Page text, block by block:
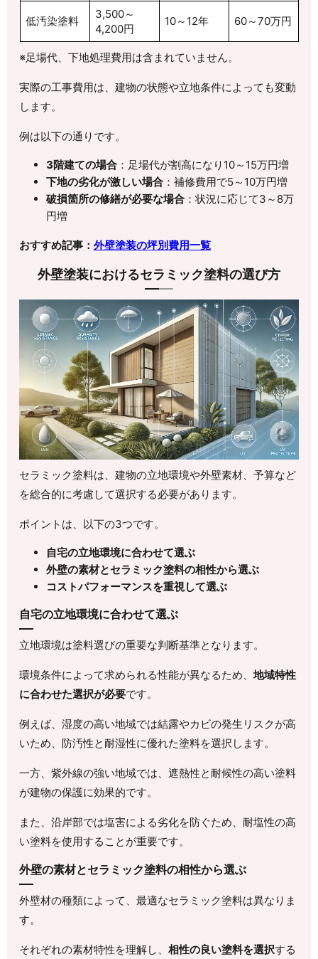
低汚染塗料
3,500～
4,200円
10～12年 60～70万円
※足場代、下地処理費用は含まれていません。
実際の工事費用は、建物の状態や立地条件によっても変動
します。
例は以下の通りです。
3階建ての場合：足場代が割高になり10～15万円増
下地の劣化が激しい場合：補修費用で5～10万円増
破損箇所の修繕が必要な場合：状況に応じて3～8万
円増
おすすめ記事：外壁塗装の坪別費用一覧
外壁塗装におけるセラミック塗料の選び方
セラミック塗料は、建物の立地環境や外壁素材、予算など
を総合的に考慮して選択する必要があります。
ポイントは、以下の3つです。
自宅の立地環境に合わせて選ぶ
外壁の素材とセラミック塗料の相性から選ぶ
コストパフォーマンスを重視して選ぶ
自宅の立地環境に合わせて選ぶ
立地環境は塗料選びの重要な判断基準となります。
環境条件によって求められる性能が異なるため、地域特性
に合わせた選択が必要です。
例えば、湿度の高い地域では結露やカビの発生リスクが高
いため、防汚性と耐湿性に優れた塗料を選択します。
一方、紫外線の強い地域では、遮熱性と耐候性の高い塗料
が建物の保護に効果的です。
また、沿岸部では塩害による劣化を防ぐため、耐塩性の高
い塗料を使用することが重要です。
外壁の素材とセラミック塗料の相性から選ぶ
外壁材の種類によって、最適なセラミック塗料は異なりま
す。
それぞれの素材特性を理解し、相性の良い塗料を選択する